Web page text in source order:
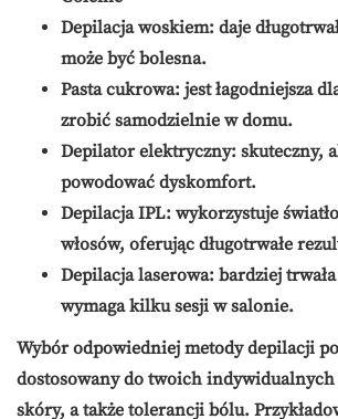
Depilacja woskiem: daje
może być bolesna.
Pasta cukrowa: jest łagodniejsza
zrobić samodzielnie w domu.
Depilator elektryczny: skuteczny,
powodować dyskomfort.
Depilacja IPL: wykorzystuje
włosów, oferując długotrwałe
Depilacja laserowa: bardziej
wymaga kilku sesji w salonie.
Wybór odpowiedniej metody depilacji
dostosowany do twoich
skóry, a także tolerancji bólu.